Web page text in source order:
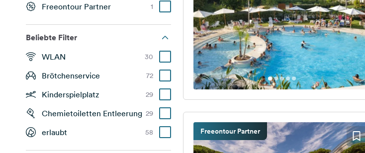
Freeontour Partner 1
Beliebte Filter
WLAN 30
Brötchenservice 72
Kinderspielplatz 29
Chemietoiletten Entleerung 29
erlaubt 58 Freeontour Partner